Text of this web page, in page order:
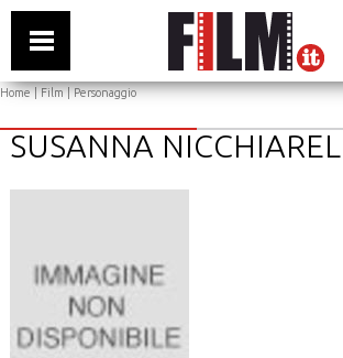
Home|Film| Personaggio
SUSANNA